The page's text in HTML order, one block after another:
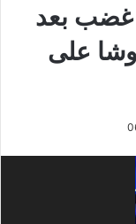
غضب بعد
على